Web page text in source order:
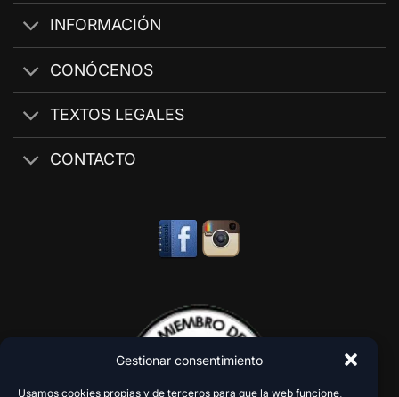
Gestionar consentimiento
Usamos cookies propias y de terceros para que la web funcione,
INFORMACIÓN
CONÓCENOS
TEXTOS LEGALES
CONTACTO